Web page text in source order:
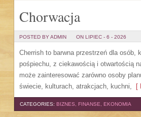
Chorwacja
POSTED BY ADMIN ON LIPIEC - 6 - 2026
Cherrish to barwna przestrzeń dla osób,
pośpiechu, z ciekawością i otwartością
może zainteresować zarówno osoby
świecie, kulturach, atrakcjach, kuchni, [
CATEGORIES: BIZNES, FINANSE, EKONOMIA